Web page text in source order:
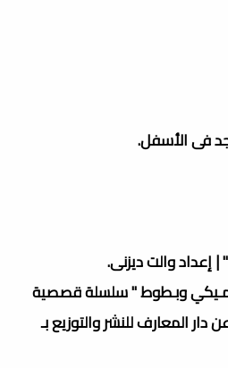
فى الأسفل.
وبـطوط " سلسلة قصصية
المعارف للنشر والتوزيع بـ